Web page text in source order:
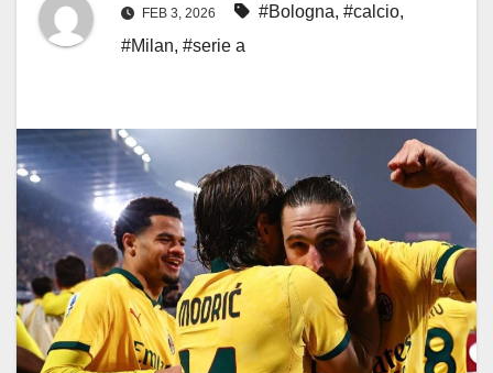
FEB 3, 2026 #Bologna, #calcio,
#Milan, #serie a